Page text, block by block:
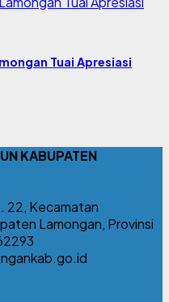
Tuai Apresiasi
KABUPATEN
22, Kecamatan
Lamongan, Provinsi